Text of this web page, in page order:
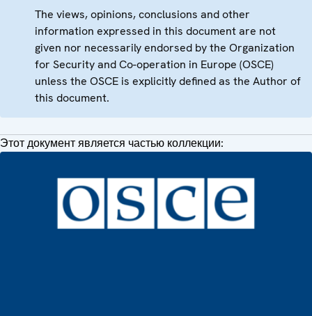
The views, opinions, conclusions and other
information expressed in this document are not
given nor necessarily endorsed by the Organization
for Security and Co-operation in Europe (OSCE)
unless the OSCE is explicitly defined as the Author of
this document.
Этот документ является частью коллекции: